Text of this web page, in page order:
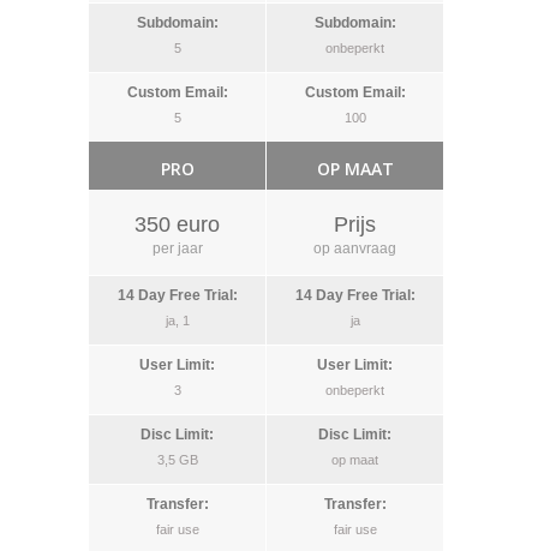
5
5
onbeperkt
100
PRO
350 euro
per jaar
ja, 1
3
3,5 GB
fair use
OP MAAT
Prijs
op aanvraag
ja
onbeperkt
op maat
fair use